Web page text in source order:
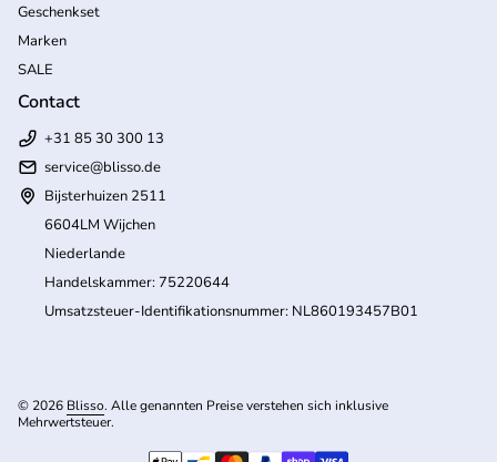
Geschenkset
Marken
SALE
Contact
+31 85 30 300 13
service@blisso.de
Bijsterhuizen 2511
6604LM Wijchen
Niederlande
Handelskammer: 75220644
Umsatzsteuer-Identifikationsnummer: NL860193457B01
© 2026 Blisso. Alle genannten Preise verstehen sich inklusive
Mehrwertsteuer.
(Link öffnet in neuem Tab/Fenster)